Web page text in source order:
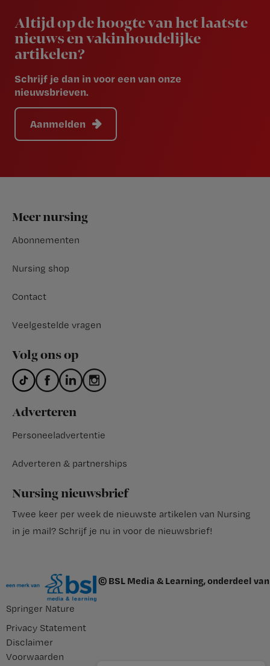
Altijd op de hoogte van het laatste
nieuws en vakinhoudelijke
artikelen?
Schrijf je dan in voor een van onze
nieuwsbrieven.
Aanmelden
Footer
Meer nursing
Abonnementen
Nursing shop
Contact
Veelgestelde vragen
Volg ons op
Adverteren
Personeeladvertentie
Adverteren & partnerships
Nursing nieuwsbrief
Twee keer per week de nieuwste artikelen van Nursing
in je mail? Schrijf je nu in voor de nieuwsbrief!
© BSL Media & Learning, onderdeel van
Springer Nature
Privacy Statement
Disclaimer
Voorwaarden